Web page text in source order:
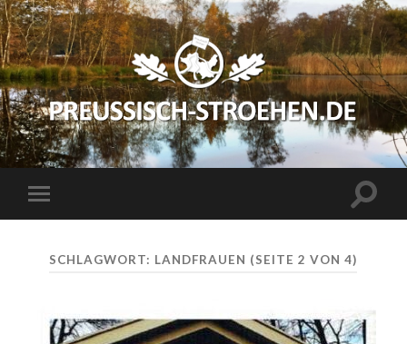
preussisch-
stroehen.de
Mobile-
Menü
SCHLAGWORT: LANDFRAUEN (SEITE 2 VON 4)